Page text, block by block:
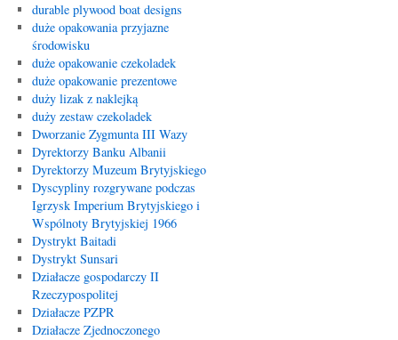
durable plywood boat designs
duże opakowania przyjazne
środowisku
duże opakowanie czekoladek
duże opakowanie prezentowe
duży lizak z naklejką
duży zestaw czekoladek
Dworzanie Zygmunta III Wazy
Dyrektorzy Banku Albanii
Dyrektorzy Muzeum Brytyjskiego
Dyscypliny rozgrywane podczas
Igrzysk Imperium Brytyjskiego i
Wspólnoty Brytyjskiej 1966
Dystrykt Baitadi
Dystrykt Sunsari
Działacze gospodarczy II
Rzeczypospolitej
Działacze PZPR
Działacze Zjednoczonego